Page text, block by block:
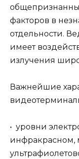
факторов в
отдельности.
имеет
излучения
Важнейшие
• уровни
инфракрасном,